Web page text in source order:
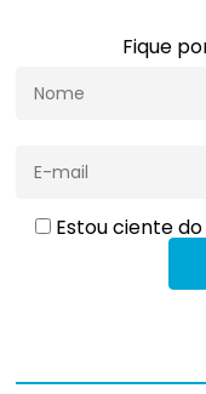
Fique
Estou ciente do